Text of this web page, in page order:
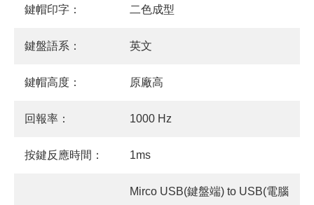
鍵帽印字： 二色成型
鍵盤語系： 英文
鍵帽高度： 原廠高
回報率： 1000 Hz
按鍵反應時間： 1ms
Mirco USB(鍵盤端) to USB(電腦